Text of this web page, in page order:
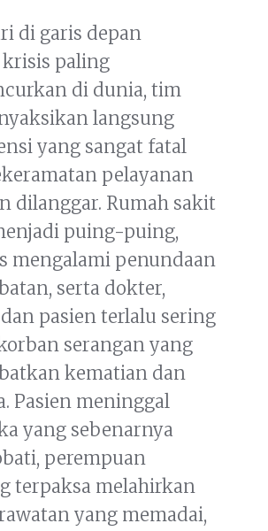
di garis depan
krisis paling
di dunia, tim
langsung
yang sangat fatal
pelayanan
dilanggar. Rumah sakit
puing-puing,
mengalami penundaan
serta dokter,
pasien terlalu sering
serangan yang
kematian dan
Pasien meninggal
yang sebenarnya
perempuan
terpaksa melahirkan
yang memadai,